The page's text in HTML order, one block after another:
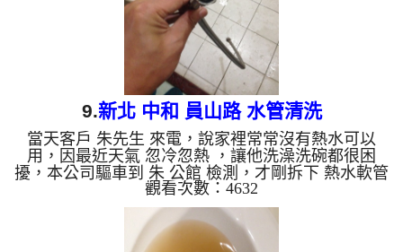
9.新北 中和 員山路 水管清洗
當天客戶 朱先生 來電，說家裡常常沒有熱水可以
用，因最近天氣 忽冷忽熱 ，讓他洗澡洗碗都很困
擾，本公司驅車到 朱 公館 檢測，才剛拆下 熱水軟管
，就發現管路裡面結了一層厚厚的碳酸鈣，所以水無
法正常通過，，本公司架起 水管清洗機 ，開始 清洗
水管 ，髒水狂噴，如下圖及影片，朱先生 感覺說不
出話來，清洗水管 過程堵住了好幾次，本公司改以
觀看次數：4632